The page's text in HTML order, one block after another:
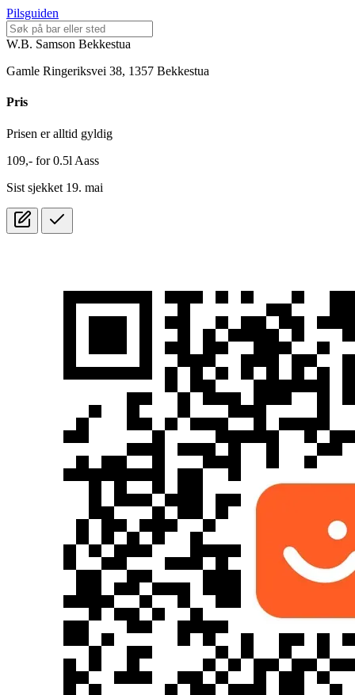
Pilsguiden
W.B. Samson Bekkestua
Gamle Ringeriksvei 38, 1357 Bekkestua
Pris
Prisen er alltid gyldig
109,- for0.5l Aass
Sist sjekket 19. mai